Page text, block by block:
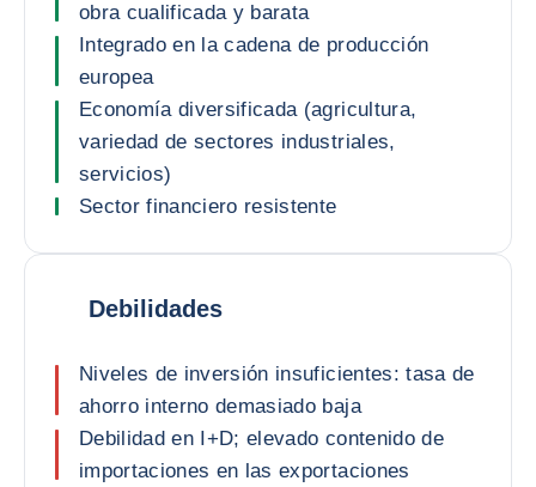
obra cualificada y barata
Integrado en la cadena de producción
europea
Economía diversificada (agricultura,
variedad de sectores industriales,
servicios)
Sector financiero resistente
Debilidades
Niveles de inversión insuficientes: tasa de
ahorro interno demasiado baja
Debilidad en I+D; elevado contenido de
importaciones en las exportaciones